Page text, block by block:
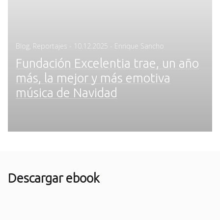
Blog Reportajes - Posted
10.12.2025 - Enrique Sancho
Fundación Excelentia trae, un año
más, la mejor y más emotiva
música de Navidad
Descargar ebook